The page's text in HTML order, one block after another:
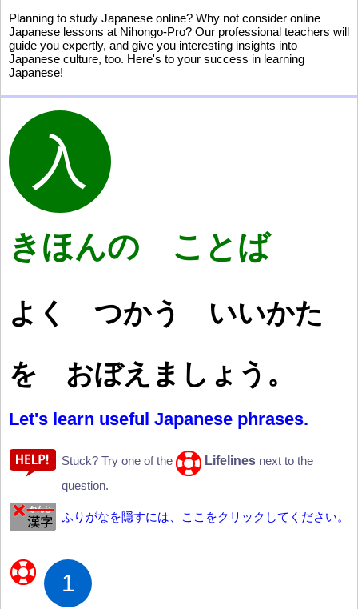
Planning to study Japanese online? Why not consider online
Japanese lessons at Nihongo-Pro? Our professional teachers will
guide you expertly, and give you interesting insights into
Japanese culture, too. Here's to your success in learning
Japanese!
きほんの ことば
よく つかう いいかた
を おぼえましょう。
Let's learn useful Japanese phrases.
Stuck? Try one of the Lifelines next to the
question.
ふりがなを隠すには、ここをクリックしてください。
1